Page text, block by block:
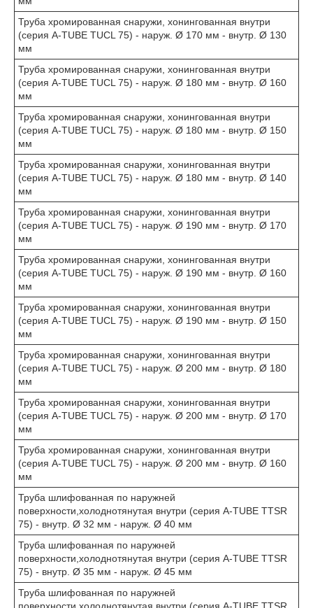
Труба хромированная снаружи, хонингованная внутри
(серия A-TUBE TUCL 75) - наруж. Ø 170 мм - внутр. Ø 130
мм
Труба хромированная снаружи, хонингованная внутри
(серия A-TUBE TUCL 75) - наруж. Ø 180 мм - внутр. Ø 160
мм
Труба хромированная снаружи, хонингованная внутри
(серия A-TUBE TUCL 75) - наруж. Ø 180 мм - внутр. Ø 150
мм
Труба хромированная снаружи, хонингованная внутри
(серия A-TUBE TUCL 75) - наруж. Ø 180 мм - внутр. Ø 140
мм
Труба хромированная снаружи, хонингованная внутри
(серия A-TUBE TUCL 75) - наруж. Ø 190 мм - внутр. Ø 170
мм
Труба хромированная снаружи, хонингованная внутри
(серия A-TUBE TUCL 75) - наруж. Ø 190 мм - внутр. Ø 160
мм
Труба хромированная снаружи, хонингованная внутри
(серия A-TUBE TUCL 75) - наруж. Ø 190 мм - внутр. Ø 150
мм
Труба хромированная снаружи, хонингованная внутри
(серия A-TUBE TUCL 75) - наруж. Ø 200 мм - внутр. Ø 180
мм
Труба хромированная снаружи, хонингованная внутри
(серия A-TUBE TUCL 75) - наруж. Ø 200 мм - внутр. Ø 170
мм
Труба хромированная снаружи, хонингованная внутри
(серия A-TUBE TUCL 75) - наруж. Ø 200 мм - внутр. Ø 160
мм
Труба шлифованная по наружней
поверхности,холоднотянутая внутри (серия A-TUBE TTSR
75) - внутр. Ø 32 мм - наруж. Ø 40 мм
Труба шлифованная по наружней
поверхности,холоднотянутая внутри (серия A-TUBE TTSR
75) - внутр. Ø 35 мм - наруж. Ø 45 мм
Труба шлифованная по наружней